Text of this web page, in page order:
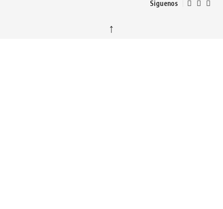
Siguenos
↑